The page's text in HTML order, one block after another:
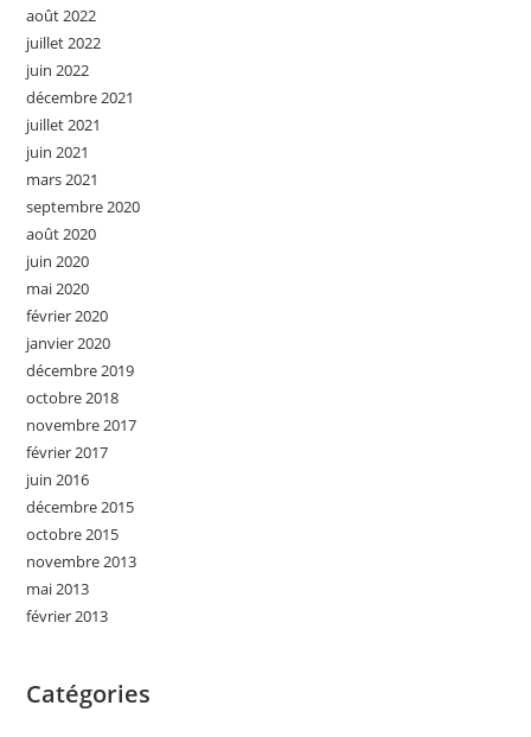
août 2022
juillet 2022
juin 2022
décembre 2021
juillet 2021
juin 2021
mars 2021
septembre 2020
août 2020
juin 2020
mai 2020
février 2020
janvier 2020
décembre 2019
octobre 2018
novembre 2017
février 2017
juin 2016
décembre 2015
octobre 2015
novembre 2013
mai 2013
février 2013
Catégories